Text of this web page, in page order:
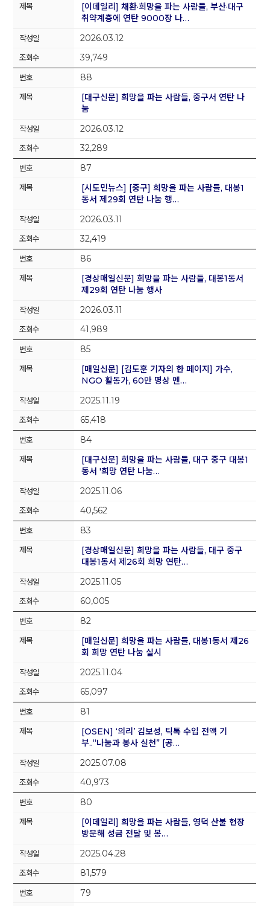
[이데일리] 채환·희망을 파는 사람들, 부산·대구
취약계층에 연탄 9000장 나…
2026.03.12
39,749
88
[대구신문] 희망을 파는 사람들, 중구서 연탄 나
눔
2026.03.12
32,289
87
[시도민뉴스] [중구] 희망을 파는 사람들, 대봉1
동서 제29회 연탄 나눔 행…
2026.03.11
32,419
86
[경상매일신문] 희망을 파는 사람들, 대봉1동서
제29회 연탄 나눔 행사
2026.03.11
41,989
85
[매일신문] [김도훈 기자의 한 페이지] 가수,
NGO 활동가, 60만 명상 멘…
2025.11.19
65,418
84
[대구신문] 희망을 파는 사람들, 대구 중구 대봉1
동서 '희망 연탄 나눔…
2025.11.06
40,562
83
[경상매일신문] 희망을 파는 사람들, 대구 중구
대봉1동서 제26회 희망 연탄…
2025.11.05
60,005
82
[매일신문] 희망을 파는 사람들, 대봉1동서 제26
회 희망 연탄 나눔 실시
2025.11.04
65,097
81
[OSEN] ‘의리’ 김보성, 틱톡 수입 전액 기
부..“나눔과 봉사 실천” [공…
2025.07.08
40,973
80
[이데일리] 희망을 파는 사람들, 영덕 산불 현장
방문해 성금 전달 및 봉…
2025.04.28
81,579
79